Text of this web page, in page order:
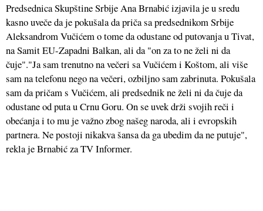
Predsednica Skupštine Srbije Ana Brnabić izjavila je u sredu
kasno uveče da je pokušala da priča sa predsednikom Srbije
Aleksandrom Vučićem o tome da odustane od putovanja u Tivat,
na Samit EU-Zapadni Balkan, ali da "on za to ne želi ni da
čuje"."Ja sam trenutno na večeri sa Vučićem i Koštom, ali više
sam na telefonu nego na večeri, ozbiljno sam zabrinuta. Pokušala
sam da pričam s Vučićem, ali predsednik ne želi ni da čuje da
odustane od puta u Crnu Goru. On se uvek drži svojih reči i
obećanja i to mu je važno zbog našeg naroda, ali i evropskih
partnera. Ne postoji nikakva šansa da ga ubedim da ne putuje",
rekla je Brnabić za TV Informer.